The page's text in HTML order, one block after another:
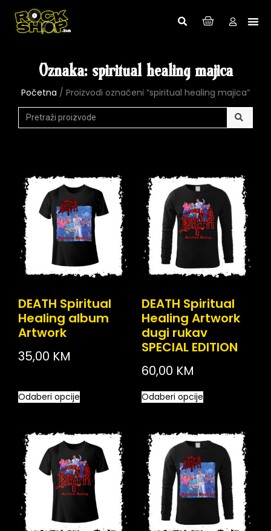
Oznaka: spiritual healing majica
Početna / Proizvodi označeni “spiritual healing majica”
DEATH Spiritual
Healing album
Artwork
35,00 KM
Odaberi opcije
DEATH Spiritual
Healing Artwork
dugi rukav
SPECIAL EDITION
60,00 KM
Odaberi opcije